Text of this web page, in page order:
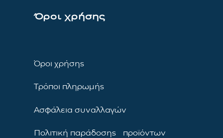
Όροι χρήσης
Όροι χρήσης
Τρόποι πληρωμής
Ασφάλεια συναλλαγών
Πολιτική παράδοσης προϊόντων